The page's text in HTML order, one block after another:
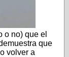
o no) que el
que
volver a